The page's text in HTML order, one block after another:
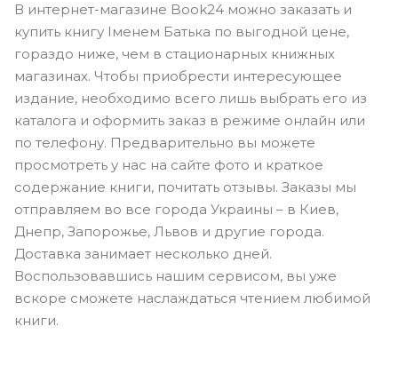
В интернет-магазине Book24 можно заказать и
купить книгу Іменем Батька по выгодной цене,
гораздо ниже, чем в стационарных книжных
магазинах. Чтобы приобрести интересующее
издание, необходимо всего лишь выбрать его из
каталога и оформить заказ в режиме онлайн или
по телефону. Предварительно вы можете
просмотреть у нас на сайте фото и краткое
содержание книги, почитать отзывы. Заказы мы
отправляем во все города Украины – в Киев,
Днепр, Запорожье, Львов и другие города.
Доставка занимает несколько дней.
Воспользовавшись нашим сервисом, вы уже
вскоре сможете наслаждаться чтением любимой
книги.